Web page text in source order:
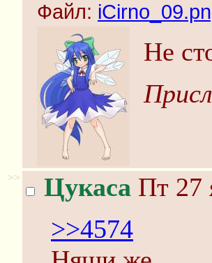
Файл:
Не
>> Цукаса Пт 27
>>4574